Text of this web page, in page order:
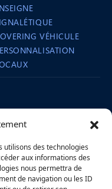
utilisons des technologies
aux informations des
nous permettra de
de navigation ou les ID
VÉHICULE